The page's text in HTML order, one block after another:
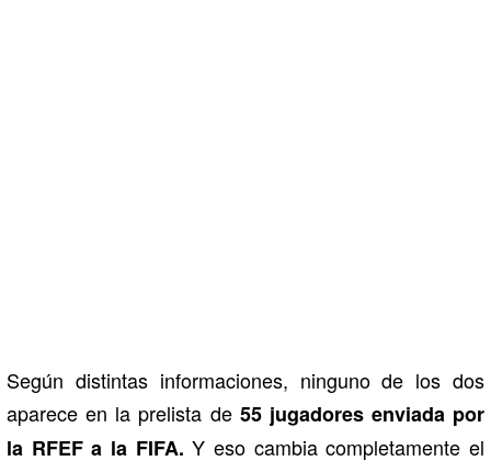
Según distintas informaciones, ninguno de los dos
aparece en la prelista de 55 jugadores enviada por
la RFEF a la FIFA. Y eso cambia completamente el